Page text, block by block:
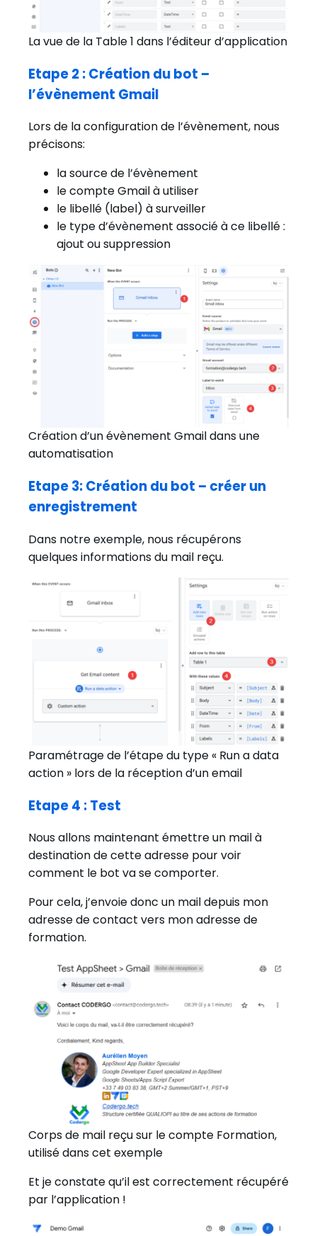
La vue de la Table 1 dans l’éditeur d’application
Etape 2 : Création du bot –
l’évènement Gmail
Lors de la configuration de l’évènement, nous
précisons:
la source de l’évènement
le compte Gmail à utiliser
le libellé (label) à surveiller
le type d’évènement associé à ce libellé :
ajout ou suppression
Création d’un évènement Gmail dans une
automatisation
Etape 3: Création du bot – créer un
enregistrement
Dans notre exemple, nous récupérons
quelques informations du mail reçu.
Paramétrage de l’étape du type « Run a data
action » lors de la réception d’un email
Etape 4 : Test
Nous allons maintenant émettre un mail à
destination de cette adresse pour voir
comment le bot va se comporter.
Pour cela, j’envoie donc un mail depuis mon
adresse de contact vers mon adresse de
formation.
Corps de mail reçu sur le compte Formation,
utilisé dans cet exemple
Et je constate qu’il est correctement récupéré
par l’application !